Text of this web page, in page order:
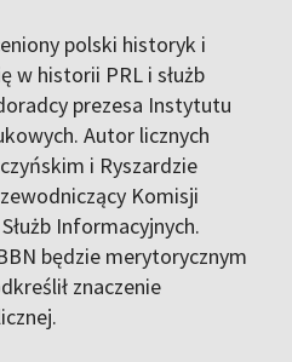
polski historyk i
w historii PRL i służb
prezesa Instytutu
Autor licznych
i Ryszardzie
Komisji
Informacyjnych.
będzie merytorycznym
znaczenie